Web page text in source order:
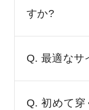
すか?
Q. 最適なサ
Q. 初めて穿